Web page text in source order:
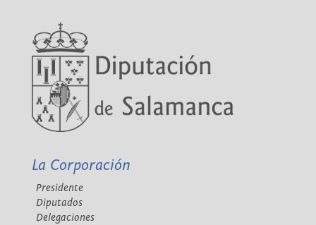
La Corporación
Presidente
Diputados
Delegaciones